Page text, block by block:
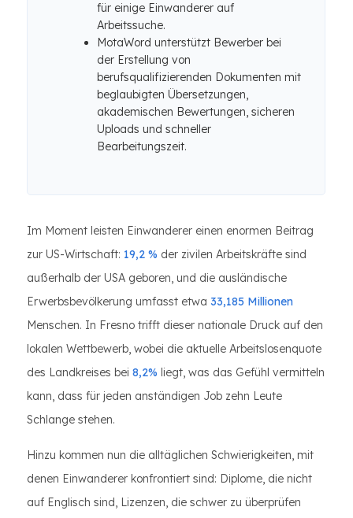
für einige Einwanderer auf
Arbeitssuche.
MotaWord unterstützt Bewerber bei
der Erstellung von
berufsqualifizierenden Dokumenten mit
beglaubigten Übersetzungen,
akademischen Bewertungen, sicheren
Uploads und schneller
Bearbeitungszeit.
Im Moment leisten Einwanderer einen enormen Beitrag
zur US-Wirtschaft: 19,2 % der zivilen Arbeitskräfte sind
außerhalb der USA geboren, und die ausländische
Erwerbsbevölkerung umfasst etwa 33,185 Millionen
Menschen. In Fresno trifft dieser nationale Druck auf den
lokalen Wettbewerb, wobei die aktuelle Arbeitslosenquote
des Landkreises bei 8,2% liegt, was das Gefühl vermitteln
kann, dass für jeden anständigen Job zehn Leute
Schlange stehen.
Hinzu kommen nun die alltäglichen Schwierigkeiten, mit
denen Einwanderer konfrontiert sind: Diplome, die nicht
auf Englisch sind, Lizenzen, die schwer zu überprüfen